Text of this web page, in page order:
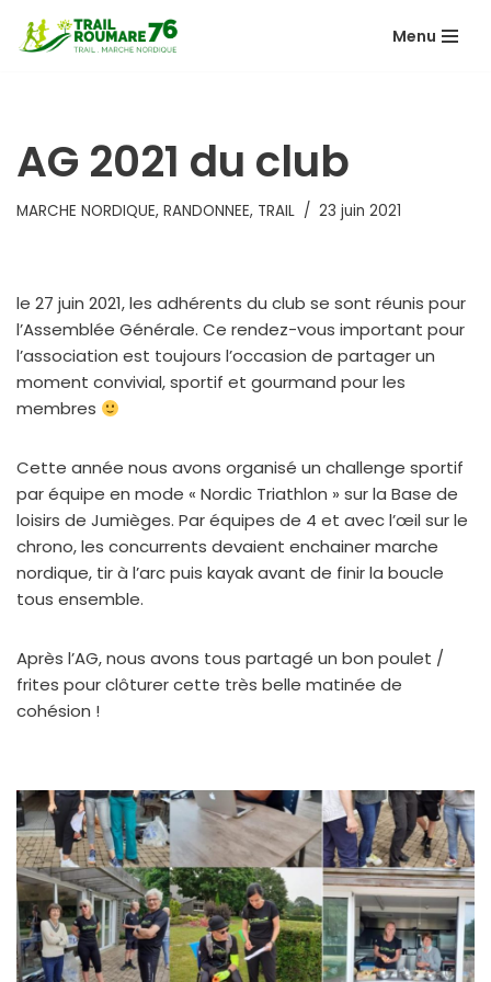
Aller
Menu
AG 2021 du club
MARCHE NORDIQUE, RANDONNEE, TRAIL 23 juin 2021
le 27 juin 2021, les adhérents du club se sont réunis pour
l’Assemblée Générale. Ce rendez-vous important pour
l’association est toujours l’occasion de partager un
moment convivial, sportif et gourmand pour les
membres
Cette année nous avons organisé un challenge sportif
par équipe en mode « Nordic Triathlon » sur la Base de
loisirs de Jumièges. Par équipes de 4 et avec l’œil sur le
chrono, les concurrents devaient enchainer marche
nordique, tir à l’arc puis kayak avant de finir la boucle
tous ensemble.
Après l’AG, nous avons tous partagé un bon poulet /
frites pour clôturer cette très belle matinée de
cohésion !